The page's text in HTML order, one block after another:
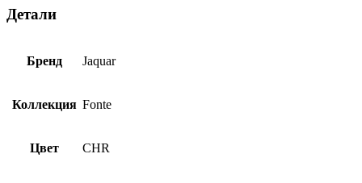
Детали
Бренд Jaquar
Коллекция Fonte
Цвет CHR